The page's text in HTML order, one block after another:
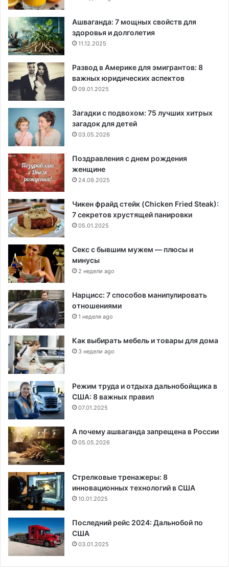
Ашваганда: 7 мощных свойств для
здоровья и долголетия
11.12.2025
Развод в Америке для эмигрантов: 8
важных юридических аспектов
09.01.2025
Загадки с подвохом: 75 лучших хитрых
загадок для детей
03.05.2026
Поздравления с днем рождения
женщине
24.09.2025
Чикен фрайд стейк (Chicken Fried Steak):
7 секретов хрустящей панировки
05.01.2025
Секс с бывшим мужем — плюсы и
минусы
2 недели ago
Нарцисс: 7 способов манипулировать
отношениями
1 неделя ago
Как выбирать мебель и товары для дома
3 недели ago
Режим труда и отдыха дальнобойщика в
США: 8 важных правил
07.01.2025
А почему ашваганда запрещена в России
05.05.2026
Стрелковые тренажеры: 8
инновационных технологий в США
10.01.2025
Последний рейс 2024: Дальнобой по
США
03.01.2025